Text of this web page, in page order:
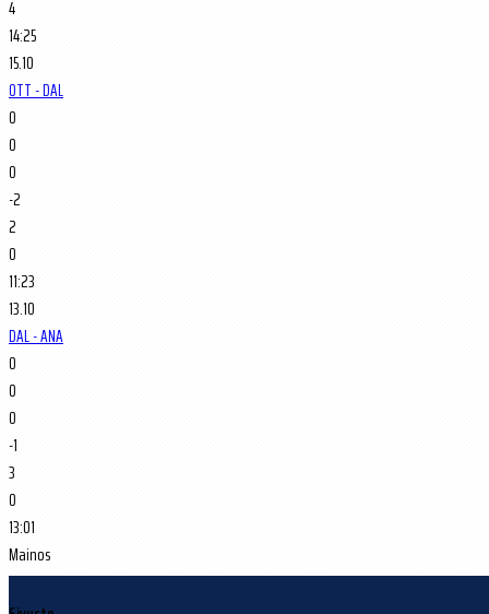
4
14:25
15.10
OTT - DAL
0
0
0
-2
2
0
11:23
13.10
DAL - ANA
0
0
0
-1
3
0
13:01
Mainos